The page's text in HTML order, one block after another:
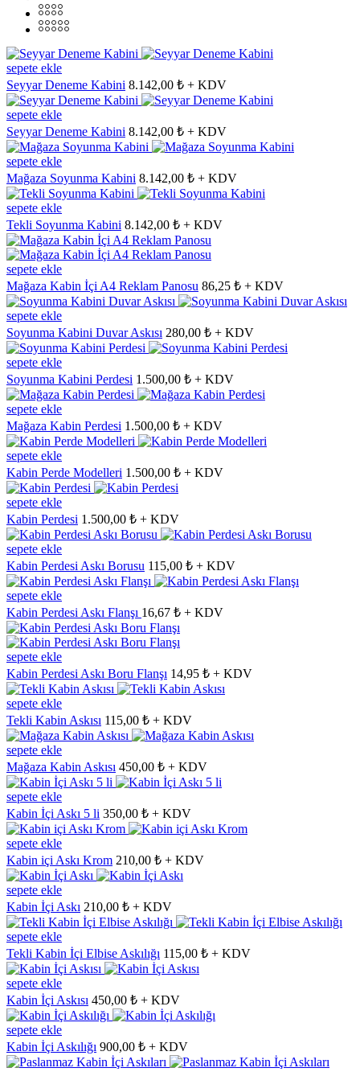
sepete ekle
Seyyar Deneme Kabini 8.142,00 ₺ + KDV
sepete ekle
Seyyar Deneme Kabini 8.142,00 ₺ + KDV
sepete ekle
Mağaza Soyunma Kabini 8.142,00 ₺ + KDV
sepete ekle
Tekli Soyunma Kabini 8.142,00 ₺ + KDV
sepete ekle
Mağaza Kabin İçi A4 Reklam Panosu 86,25 ₺ + KDV
sepete ekle
Soyunma Kabini Duvar Askısı 280,00 ₺ + KDV
sepete ekle
Soyunma Kabini Perdesi 1.500,00 ₺ + KDV
sepete ekle
Mağaza Kabin Perdesi 1.500,00 ₺ + KDV
sepete ekle
Kabin Perde Modelleri 1.500,00 ₺ + KDV
sepete ekle
Kabin Perdesi 1.500,00 ₺ + KDV
sepete ekle
Kabin Perdesi Askı Borusu 115,00 ₺ + KDV
sepete ekle
Kabin Perdesi Askı Flanşı 16,67 ₺ + KDV
sepete ekle
Kabin Perdesi Askı Boru Flanşı 14,95 ₺ + KDV
sepete ekle
Tekli Kabin Askısı 115,00 ₺ + KDV
sepete ekle
Mağaza Kabin Askısı 450,00 ₺ + KDV
sepete ekle
Kabin İçi Askı 5 li 350,00 ₺ + KDV
sepete ekle
Kabin içi Askı Krom 210,00 ₺ + KDV
sepete ekle
Kabin İçi Askı 210,00 ₺ + KDV
sepete ekle
Tekli Kabin İçi Elbise Askılığı 115,00 ₺ + KDV
sepete ekle
Kabin İçi Askısı 450,00 ₺ + KDV
sepete ekle
Kabin İçi Askılığı 900,00 ₺ + KDV